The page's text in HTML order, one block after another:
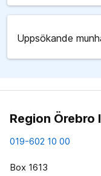
Uppsökande
Region Örebro
019-602 10 00
Box 1613